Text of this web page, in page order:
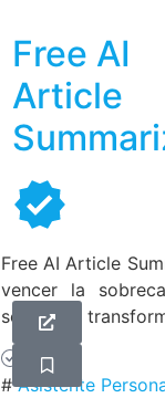
Free AI
Article
Free AI Article
vencer la
segundos
Gratis
#Asistente